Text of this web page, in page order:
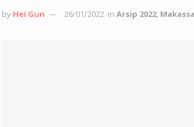
by Hei Gun 26/01/2022 in Arsip 2022,